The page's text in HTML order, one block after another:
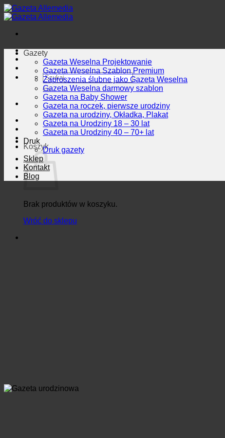
Przewiń
do
Szukaj:
Koszyk
Brak produktów w koszyku.
Wróć do sklepu
Gazety
Gazeta Weselna Projektowanie
Gazeta Weselna Szablon Premium
Zaproszenia ślubne jako Gazeta Weselna
Gazeta Weselna darmowy szablon
Gazeta na Baby Shower
Gazeta na roczek, pierwsze urodziny
Gazeta na urodziny, Okładka, Plakat
Gazeta na Urodziny 18 – 30 lat
Gazeta na Urodziny 40 – 70+ lat
Druk
Druk gazety
Sklep
Kontakt
Blog